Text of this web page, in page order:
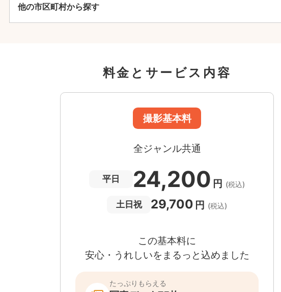
他の市区町村から探す
料金とサービス内容
60分間(目安)撮影
日時変更料が無料
ーでは遠方出張料（+3,000円）が発生する場合が
あります。撮影日時・場所・フォトグラファーが
該当する場合、申込みフォームでお知らせしま